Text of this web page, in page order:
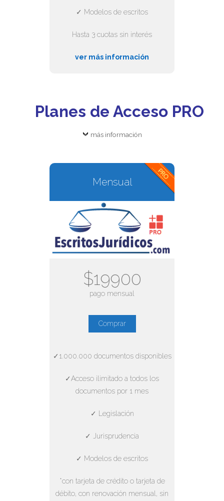
✓ Modelos de escritos
Hasta 3 cuotas sin interés
ver más información
Planes de Acceso PRO
más información
Mensual
$19900
pago mensual
Comprar
✓1.000.000 documentos disponibles
✓Acceso ilimitado a todos los
documentos por 1 mes
✓ Legislación
✓ Jurisprudencia
✓ Modelos de escritos
*con tarjeta de crédito o tarjeta de
débito, con renovación mensual, sin